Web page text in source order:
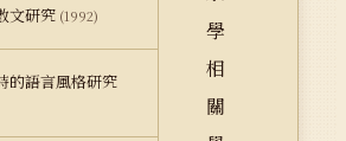
文研究 (1992)
的語言風格研究
學
相
關